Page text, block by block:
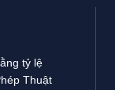
tỷ lệ
Thuật